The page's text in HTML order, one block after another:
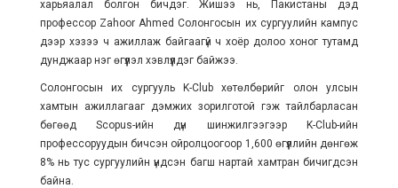
харьяалал болгон бичдэг. Жишээ нь, Пакистаны дэд
профессор Zahoor Ahmed Солонгосын их сургуулийн кампус
дээр хэзээ ч ажиллаж байгаагүй ч хоёр долоо хоног тутамд
дунджаар нэг өгүүлэл хэвлүүлдэг байжээ.
Солонгосын их сургууль K-Club хөтөлбөрийг олон улсын
хамтын ажиллагааг дэмжих зорилготой гэж тайлбарласан
бөгөөд Scopus-ийн дүн шинжилгээгээр K-Club-ийн
профессоруудын бичсэн ойролцоогоор 1,600 өгүүллийн дөнгөж
8% нь тус сургуулийн үндсэн багш нартай хамтран бичигдсэн
байна.